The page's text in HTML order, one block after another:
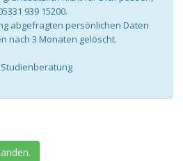
939 15200.
abgefragten persönlichen Daten
nach 3 Monaten gelöscht.